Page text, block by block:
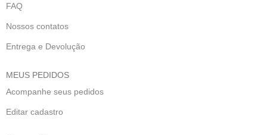
FAQ
Nossos contatos
Entrega e Devolução
MEUS PEDIDOS
Acompanhe seus pedidos
Editar cadastro